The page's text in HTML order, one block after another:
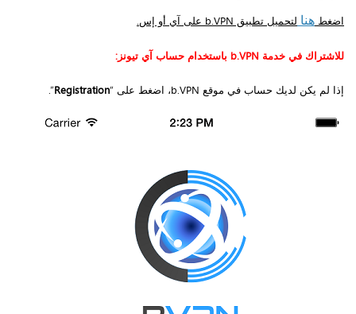
اضغط هنا لتحميل تطبيق b.VPN على آي أو إس.
للاشتراك في خدمة b.VPN باستخدام حساب آي تيونز:
إذا لم يكن لديك حساب في موقع b.VPN، اضغط على “ Registration
”.